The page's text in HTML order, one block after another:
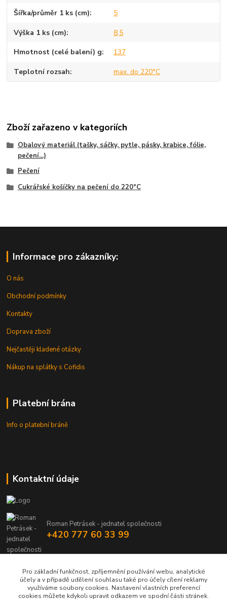
Šířka/průměr 1 ks (cm) 5
Výška 1 ks (cm) 8,5
Hmotnost (celé balení) g 137
Teplotní rozsah max. do 220°C
Zboží zařazeno v kategoriích
Obalový materiál (tašky, sáčky, pytle, pásky, krabice, fólie,
pečení...)
Pečení
Cukrářské košíčky na pečení do 220°C
Informace pro zákazníky:
O nás
Obchodní podmínky
Kontakty
Doprava zboží
Nejčastěji kladené otázky
Nákup na splátky s Cofidis
Platební brána
Info o platební bráně
Kontaktní údaje
Roman Petrásek - jednatel společnosti
+420 777 60 33 99
Pro základní funkčnost, zpříjemnění používání webu, analytické
účely a v případě udělení souhlasu také pro účely cílení reklamy
využíváme soubory cookies. Nastavení vlastních preferencí
cookies můžete kdykoli upravit odkazem ve spodní části stránek.